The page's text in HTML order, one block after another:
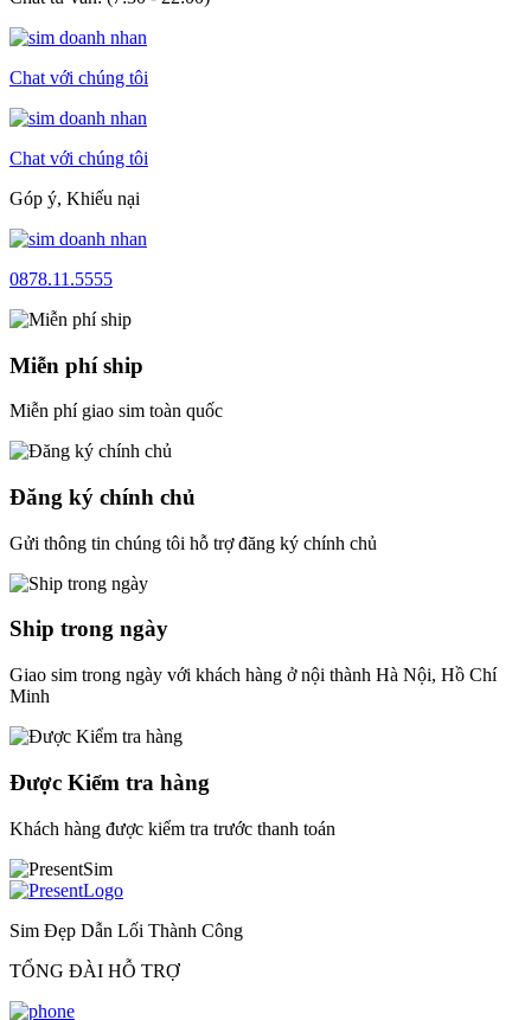
Chat với chúng tôi
Chat với chúng tôi
Góp ý, Khiếu nại
0878.11.5555
Miễn phí ship
Miễn phí giao sim toàn quốc
Đăng ký chính chủ
Gửi thông tin chúng tôi hỗ trợ đăng ký chính chủ
Ship trong ngày
Giao sim trong ngày với khách hàng ở nội thành Hà Nội, Hồ Chí
Minh
Được Kiểm tra hàng
Khách hàng được kiểm tra trước thanh toán
Sim Đẹp Dẫn Lối Thành Công
TỔNG ĐÀI HỖ TRỢ